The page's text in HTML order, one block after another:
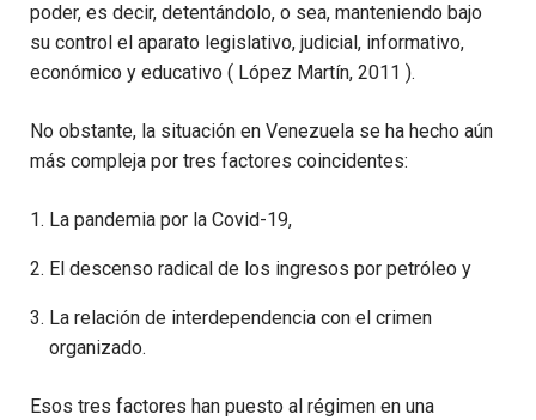
poder, es decir, detentándolo, o sea, manteniendo bajo
su control el aparato legislativo, judicial, informativo,
económico y educativo ( López Martín, 2011 ).
No obstante, la situación en Venezuela se ha hecho aún
más compleja por tres factores coincidentes:
La pandemia por la Covid-19,
El descenso radical de los ingresos por petróleo y
La relación de interdependencia con el crimen
organizado.
Esos tres factores han puesto al régimen en una